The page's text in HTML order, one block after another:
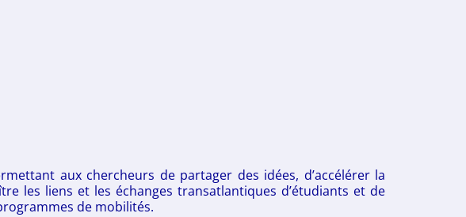
aux chercheurs de partager des idées, d’accélérer la
les liens et les échanges transatlantiques d’étudiants et de
de mobilités.